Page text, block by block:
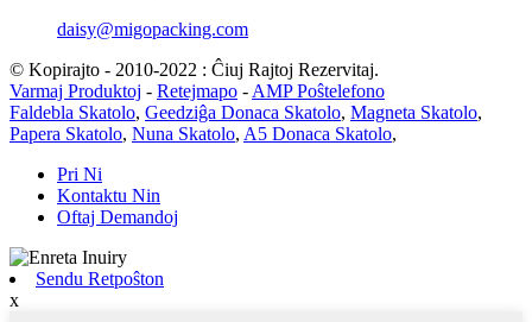
daisy@migopacking.com
© Kopirajto - 2010-2022 : Ĉiuj Rajtoj Rezervitaj.
Varmaj Produktoj - Retejmapo - AMP Poŝtelefono
Faldebla Skatolo, Geedziĝa Donaca Skatolo, Magneta Skatolo,
Papera Skatolo, Nuna Skatolo, A5 Donaca Skatolo,
Pri Ni
Kontaktu Nin
Oftaj Demandoj
Sendu Retpoŝton
x